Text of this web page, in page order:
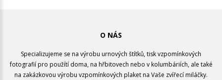
O NÁS
Specializujeme se na výrobu urnových štítků, tisk vzpomínkových
fotografií pro použítí doma, na hřbitovech nebo v kolumbáriích, ale také
na zakázkovou výrobu vzpomínkových plaket na Vaše zvířecí miláčky.